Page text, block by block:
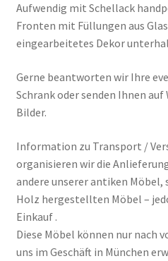
Aufwendig mit Schellack
Fronten mit Füllungen aus
eingearbeitetes Dekor
Gerne beantworten wir Ihre
Schrank oder senden Ihnen
Bilder.
Information zu Transport /
organisieren wir die
andere unserer antiken Möbel,
Holz hergestellten Möbel –
Einkauf .
Diese Möbel können nur nach
uns im Geschäft in München